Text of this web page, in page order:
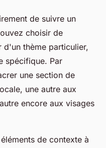
de suivre un
choisir de
d'un thème particulier,
spécifique. Par
une section de
une autre aux
encore aux visages
de contexte à